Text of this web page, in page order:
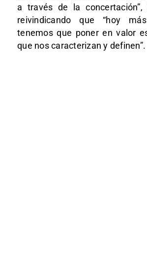
a través de la concertación”,
reivindicando que “hoy
tenemos que poner en valor
que nos caracterizan y definen”.